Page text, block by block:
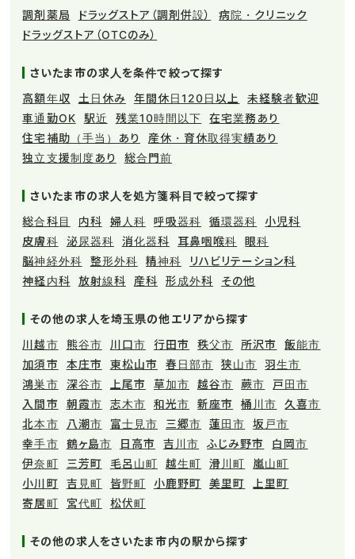
調剤薬局
ドラッグストア（調剤併設）
病院・クリニック
ドラッグストア（OTCのみ）
さいたま市の求人を条件で絞って探す
高額年収
土日休み 年間休日120日以上
未経験者歓迎
車通勤OK
駅近 残業10時間以下
在宅業務あり
住宅補助（手当）あり
産休・育休取得実績あり
独立支援制度あり
総合門前
さいたま市の求人を処方箋科目で絞って探す
総合科目
内科 婦人科 呼吸器科 循環器科
小児科
皮膚科
泌尿器科 消化器科 耳鼻咽喉科
眼科
脳神経外科
整形外科 精神科
リハビリテーション科
神経内科
放射線科 産科 形成外科 その他
その他の求人を埼玉県の他エリアから探す
川越市
熊谷市 川口市 行田市 秩父市 所沢市
飯能市
加須市
本庄市 東松山市 春日部市 狭山市
羽生市
鴻巣市
深谷市 上尾市 草加市 越谷市 蕨市
戸田市
入間市
朝霞市 志木市 和光市 新座市 桶川市
久喜市
北本市
八潮市 富士見市 三郷市 蓮田市
坂戸市
幸手市
鶴ヶ島市 日高市 吉川市 ふじみ野市
白岡市
伊奈町
三芳町 毛呂山町 越生町 滑川町
嵐山町
小川町
吉見町 皆野町 小鹿野町 美里町
上里町
寄居町
宮代町 松伏町
その他の求人をさいたま市内の駅から探す